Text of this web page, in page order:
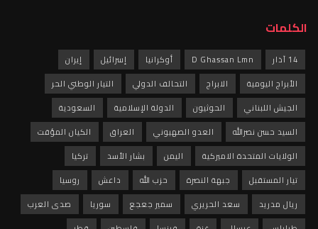
الكلمات
14 آذار D Ghassan Lmn أوكرانيا إسرائيل
إيران
الأبراج اليومية
الابراج التحالف الدولي
التيار الوطني الحر
الجيش اللبناني
الحوثيون الدولة الإسلامية
السعودية
السيد حسن نصرالله
العدو الصهيوني العراق
الكيان المؤقت
الولايات المتحدة الاميركية
اليمن بشار الأسد
تركيا
تيار المستقبل
جبهة النصرة حزب الله داعش
روسيا
ريال مدريد
سعد الحريري سمير جعجع سوريا
صدى العرب